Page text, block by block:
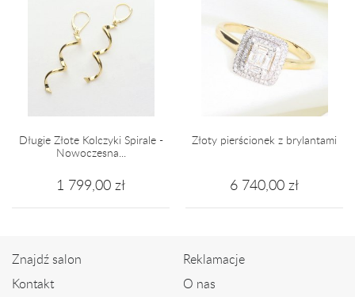
Długie Złote Kolczyki Spirale -
Nowoczesna...
1 799,00 zł
Złoty pierścionek z brylantami
6 740,00 zł
Znajdź salon
Kontakt
Reklamacje
O nas